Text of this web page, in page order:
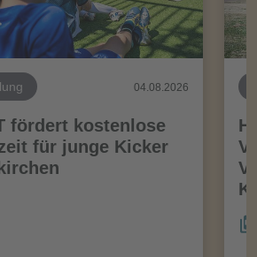
04.08.2026
fördert kostenlose
für junge Kicker